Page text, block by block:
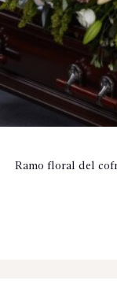
Ramo floral del